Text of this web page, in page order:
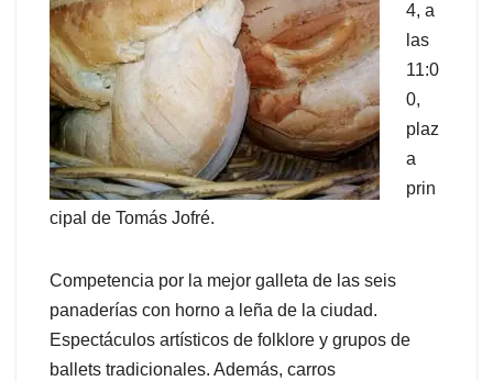
4, a
las
11:0
0,
plaz
a
prin
cipal de Tomás Jofré.
Competencia por la mejor galleta de las seis
panaderías con horno a leña de la ciudad.
Espectáculos artísticos de folklore y grupos de
ballets tradicionales. Además, carros